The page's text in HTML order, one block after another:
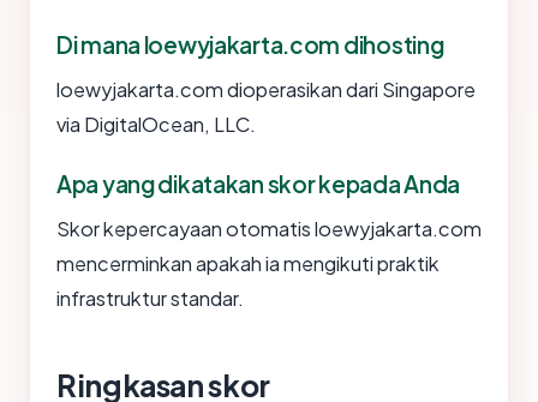
Di mana loewyjakarta.com dihosting
loewyjakarta.com dioperasikan dari Singapore
via DigitalOcean, LLC.
Apa yang dikatakan skor kepada Anda
Skor kepercayaan otomatis loewyjakarta.com
mencerminkan apakah ia mengikuti praktik
infrastruktur standar.
Ringkasan skor